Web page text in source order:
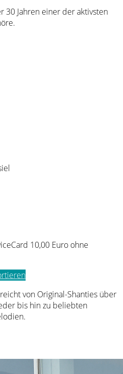
30 Jahren einer der aktivsten
10,00 Euro ohne
von Original-Shanties über
bis hin zu beliebten